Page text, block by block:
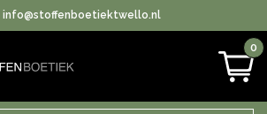
info@stoffenboetiektwello.nl
0